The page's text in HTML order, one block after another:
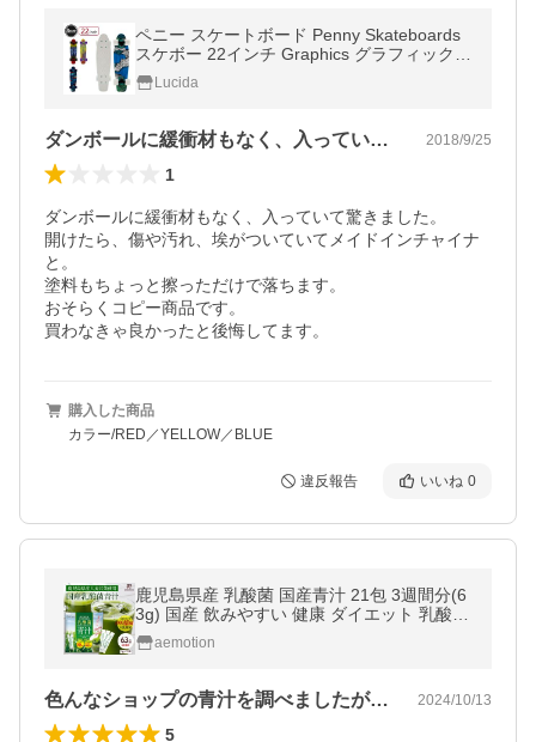
ペニー スケートボード Penny Skateboards
スケボー 22インチ Graphics グラフィック
スポーツ アウトドア ストリート PNYCOMP
2242Lucida
ダンボールに緩衝材もなく、入っていて驚… 2018/9/25
1
ダンボールに緩衝材もなく、入っていて驚きました。
開けたら、傷や汚れ、埃がついていてメイドインチャイナ
と。
塗料もちょっと擦っただけで落ちます。
おそらくコピー商品です。
買わなきゃ良かったと後悔してます。
購入した商品
カラー/RED／YELLOW／BLUE
違反報告 いいね 0
鹿児島県産 乳酸菌 国産青汁 21包 3週間分(6
3g) 国産 飲みやすい 健康 ダイエット 乳酸菌
食物繊維 大麦若葉 野菜 送料無料 ギフト 爆
買 Yaemotion
色んなショップの青汁を調べましたが、こ… 2024/10/13
5